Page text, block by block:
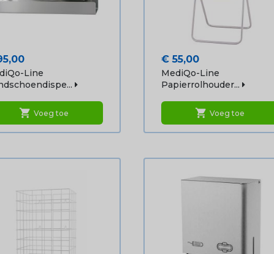
Line
shopping_cart Voeg toe
Prijs
€ 55,00
MediQo-Line
Papierrolhouder...
shopping_cart Voeg toe